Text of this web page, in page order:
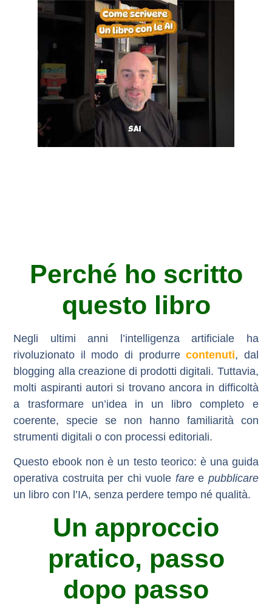
Perché ho scritto
questo libro
Negli ultimi anni l’intelligenza artificiale ha
rivoluzionato il modo di produrrecontenuti, dal
blogging alla creazione di prodotti digitali. Tuttavia,
molti aspiranti autori si trovano ancora in difficoltà
a trasformare un’idea in un libro completo e
coerente, specie se non hanno familiarità con
strumenti digitali o con processi editoriali.
Questo ebook non è un testo teorico: è una guida
operativa costruita per chi vuole faree pubblicare
un libro con l’IA, senza perdere tempo né qualità.
Un approccio
pratico, passo
dopo passo